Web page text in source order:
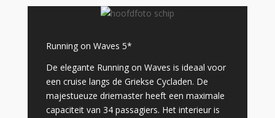
Running on Waves 5*
De elegante Running on Waves is ideaal voor
een cruise langs de Griekse Cycladen. De
majestueuze driemaster heeft een maximale
capaciteit van 34 passagiers. Het interieur is